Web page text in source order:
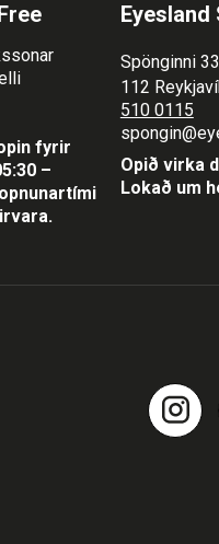
fyrir
–
Eyesland
Spönginni
112
510 0115
Opið virka
Lokað um